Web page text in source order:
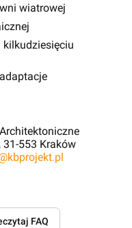
wiatrowej
kilkudziesięciu
31-553 Kraków
FAQ